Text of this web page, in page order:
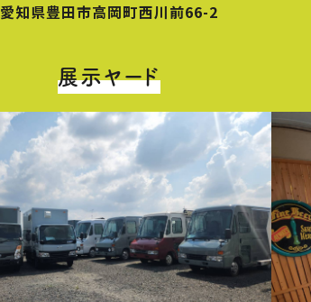
愛知県豊田市高岡町西川前66-2
展示ヤード